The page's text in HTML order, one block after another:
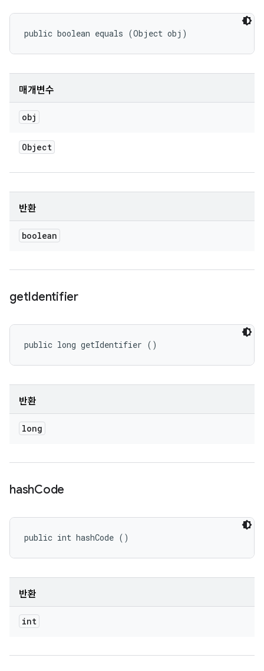
public boolean equals (Object obj)
매개변수
obj
Object
반환
boolean
getIdentifier
public long getIdentifier ()
반환
long
hashCode
public int hashCode ()
반환
int